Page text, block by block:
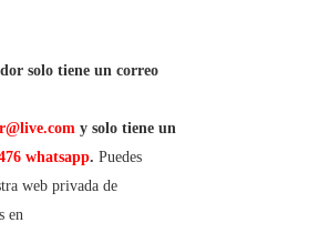
solo tiene un correo
y solo tiene un
whatsapp. Puedes
web privada de
en